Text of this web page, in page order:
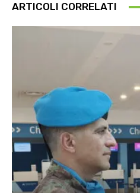
ARTICOLI CORRELATI